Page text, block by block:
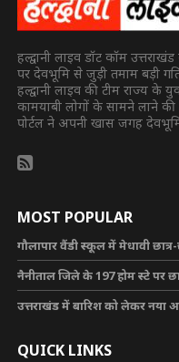
हल्द्वानी लाइव डॉट कॉम
पर देवभूमि से जुड़ी तमाम बड़ी
हल्द्वानी लाइव की टीम राज्य के
कामयाबी लोगों के सामने लाने
पोर्टल ने अपनी खास जगह
MOST POPULAR
गौलापार वैंडी स्कूल में मेधावी
नैनीताल जिले के 197 होम स्टे पर
उत्तराखंड में बारिश को लेकर
QUICK LINKS